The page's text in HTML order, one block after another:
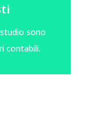
sono
contabili.